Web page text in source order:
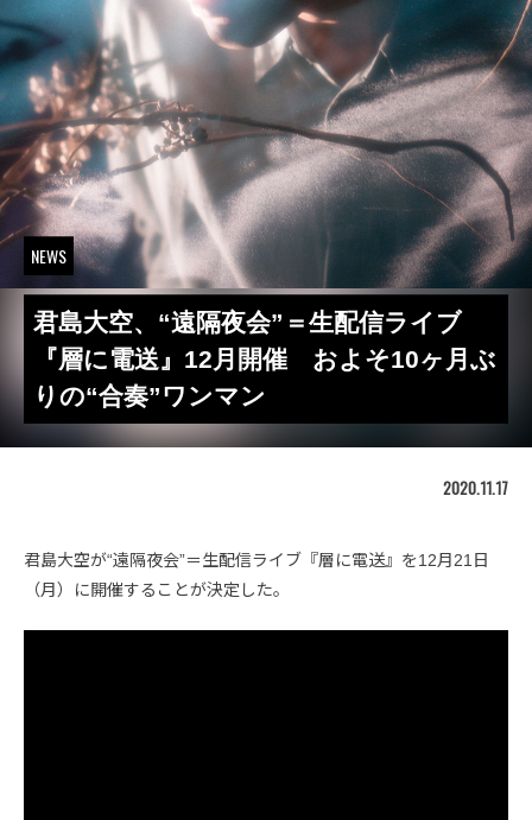
NEWS
君島大空、“遠隔夜会”＝生配信ライブ
『層に電送』12月開催 およそ10ヶ月ぶ
りの“合奏”ワンマン
2020.11.17
君島大空が“遠隔夜会”＝生配信ライブ『層に電送』を12月21日
（月）に開催することが決定した。